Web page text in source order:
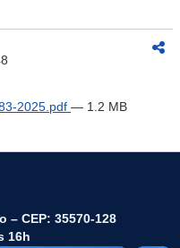
2025.pdf — 1.2 MB
– CEP: 35570-128
16h